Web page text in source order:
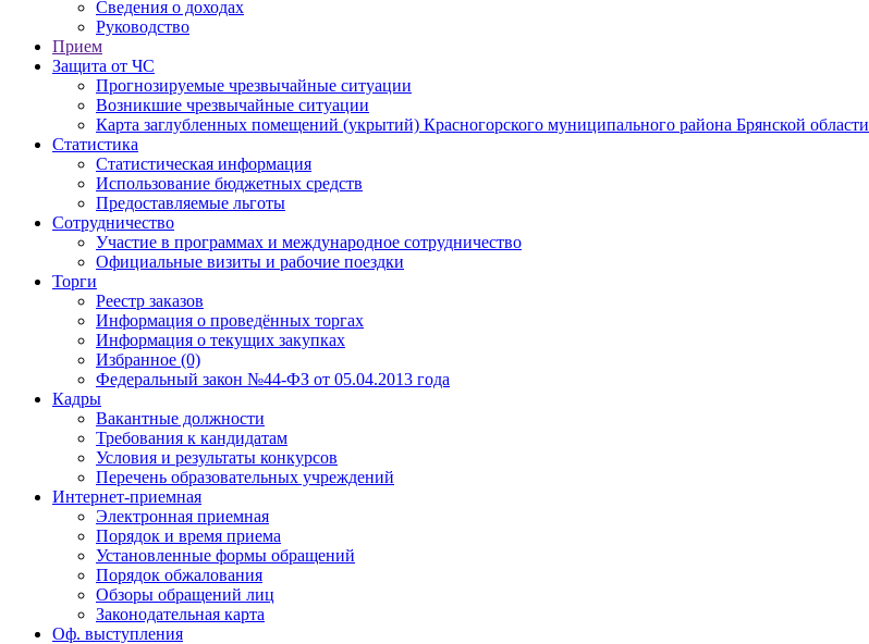
Сведения о доходах
Руководство
Прием
Защита от ЧС
Прогнозируемые чрезвычайные ситуации
Возникшие чрезвычайные ситуации
Карта заглубленных помещений (укрытий) Красногорского муниципального района Брянской области
Статистика
Статистическая информация
Использование бюджетных средств
Предоставляемые льготы
Сотрудничество
Участие в программах и международное сотрудничество
Официальные визиты и рабочие поездки
Торги
Реестр заказов
Информация о проведённых торгах
Информация о текущих закупках
Избранное (0)
Федеральный закон №44-ФЗ от 05.04.2013 года
Кадры
Вакантные должности
Требования к кандидатам
Условия и результаты конкурсов
Перечень образовательных учреждений
Интернет-приемная
Электронная приемная
Порядок и время приема
Установленные формы обращений
Порядок обжалования
Обзоры обращений лиц
Законодательная карта
Оф. выступления